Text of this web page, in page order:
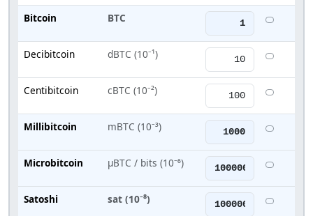
Bitcoin BTC
Decibitcoin dBTC (10⁻¹)
Centibitcoin cBTC (10⁻²)
Millibitcoin mBTC (10⁻³)
Microbitcoin μBTC / bits (10⁻⁶)
Satoshi sat (10⁻⁸)